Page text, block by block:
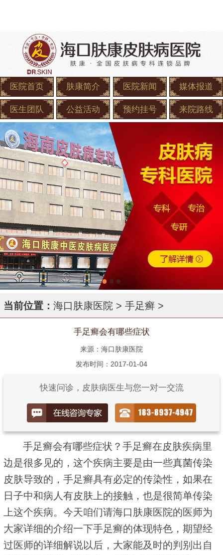
医院首页 肤康简介 医院新闻 媒体报道
医生团队 公益活动 预约挂号 来院路线
当前位置： 海口肤康医院 > 手足癣 >
手足癣会有哪些症状
来源：海口肤康医院
发布时间：2017-01-04
快速问诊，皮肤病医生与您一对一交流
手足癣会有哪些症状？手足癣在皮肤疾病里
边是很多见的，这个疾病主要是由一些真菌传染
皮肤导致的，手足癣具有必定的传染性，如果在
日子中和病人有皮肤上的接触，也是很简单传染
上这个疾病。今天咱们请海口肤康医院的医师为
大家详细的介绍一下手足癣的体现特色，期望经
过医师的详细解说以后，大家能及时的判别出自